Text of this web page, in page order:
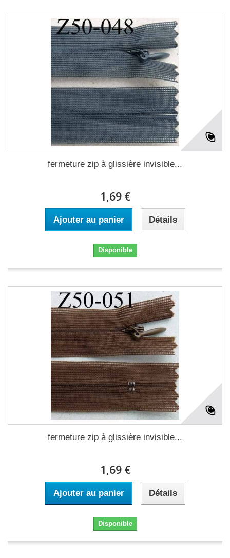
fermeture zip à glissière invisible...
1,69 €
Ajouter au panier Détails
Disponible
fermeture zip à glissière invisible...
1,69 €
Ajouter au panier Détails
Disponible